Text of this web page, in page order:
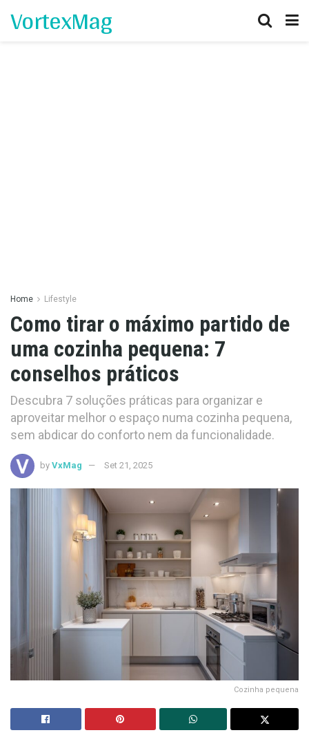
VortexMag
Home Lifestyle
Como tirar o máximo partido de
uma cozinha pequena: 7
conselhos práticos
Descubra 7 soluções práticas para organizar e
aproveitar melhor o espaço numa cozinha pequena,
sem abdicar do conforto nem da funcionalidade.
by VxMag Set 21, 2025
Cozinha pequena